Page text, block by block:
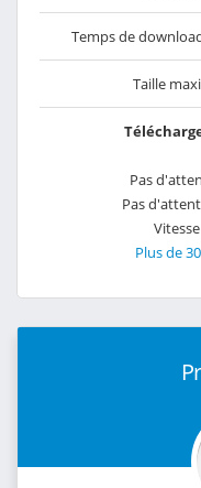
Temps de
Taille
Pas
Pas
Plus de